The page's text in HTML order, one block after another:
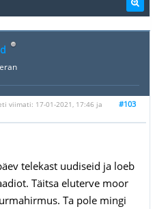
#103
viimati: 17-01-2021, 17:46 ja
telekast uudiseid ja loeb
Täitsa eluterve moor
Ta pole mingi